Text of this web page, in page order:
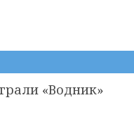
«Водник»